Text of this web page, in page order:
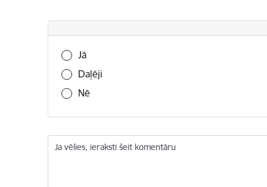
Vai šī informācija bija noderīga?
Jā
Daļēji
Nē
Ja vēlies, ieraksti šeit komentāru